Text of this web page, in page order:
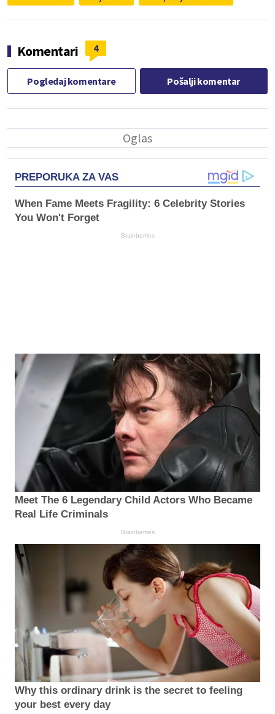
Komentari 4
Pogledaj komentare Pošalji komentar
PREPORUKA ZA VAS
When Fame Meets Fragility: 6 Celebrity Stories
You Won't Forget
Brainberries
Meet The 6 Legendary Child Actors Who Became
Real Life Criminals
Brainberries
Why this ordinary drink is the secret to feeling
your best every day